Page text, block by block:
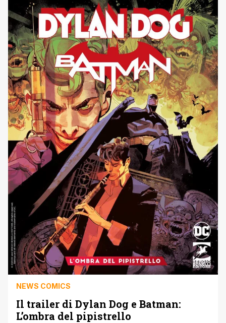
NEWS COMICS
Il trailer di Dylan Dog e Batman:
L’ombra del pipistrello